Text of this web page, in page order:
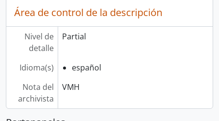
Área de control de la descripción
Nivel de
detalle
Partial
Idioma(s)
español
Nota del
archivista
VMH